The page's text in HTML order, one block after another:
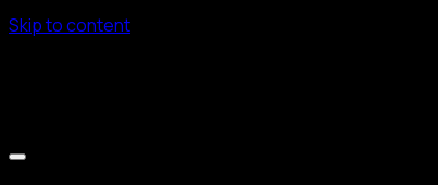
Skip to content